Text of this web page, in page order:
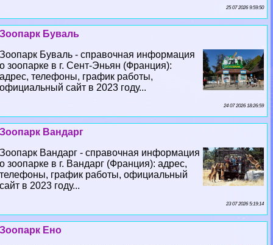
25 07 2026 9:59:50
Зоопарк Буваль
Зоопарк Буваль - справочная информация
о зоопарке в г. Сент-Эньян (Франция):
адрес, телефоны, график работы,
официальный сайт в 2023 году...
24 07 2026 18:26:59
Зоопарк Вандарг
Зоопарк Вандарг - справочная информация
о зоопарке в г. Вандарг (Франция): адрес,
телефоны, график работы, официальный
сайт в 2023 году...
23 07 2026 5:19:14
Зоопарк Ено